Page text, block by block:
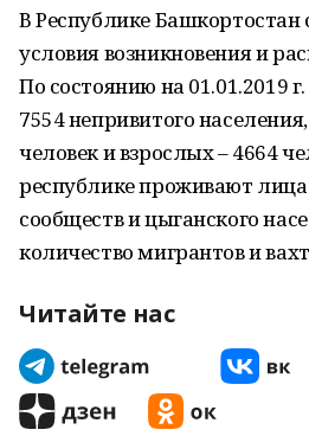
В Республике
условия возникновения и
По состоянию на 01.01.2019
7554 непривитого
человек и взрослых – 4664
республике проживают
сообществ и цыганского
количество мигрантов и
Читайте нас